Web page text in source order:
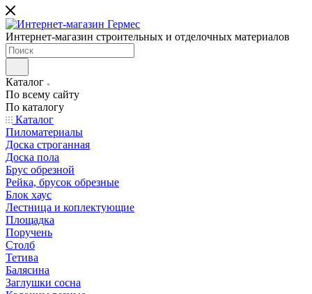
Интернет-магазин строительных и отделочных материалов
Каталог
По всему сайту
По каталогу
Каталог
Пиломатериалы
Доска строганная
Доска пола
Брус обрезной
Рейка, брусок обрезные
Блок хаус
Лестница и коплектующие
Площадка
Поручень
Столб
Тетива
Балясина
Заглушки сосна